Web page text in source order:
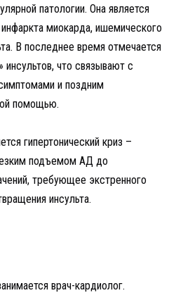
патологии. Она является
миокарда, ишемического
В последнее время отмечается
что связывают с
и поздним
помощью.
гипертонический криз –
подъемом АД до
требующее экстренного
инсульта.
врач-кардиолог.